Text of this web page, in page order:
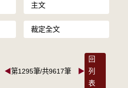
主文
裁定全文
◀第1295筆/共9617筆 ▶
回
列
表